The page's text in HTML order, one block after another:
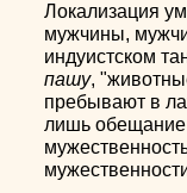
Локализация
мужчины,
индуистском
пашу,
пребывают в
лишь обещание